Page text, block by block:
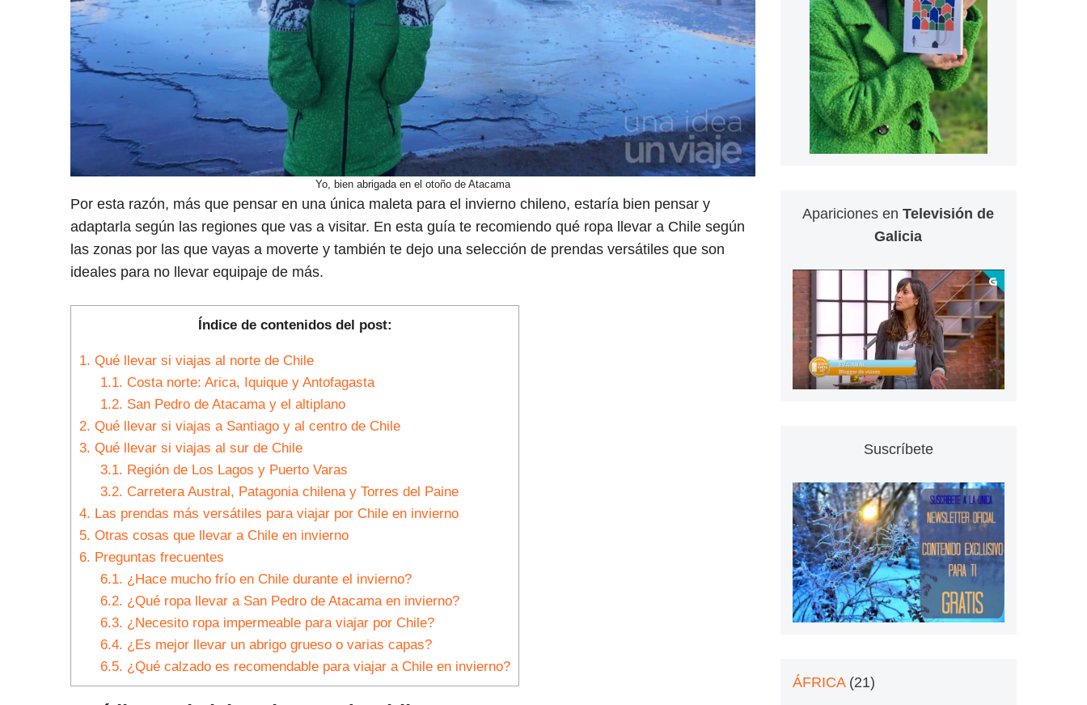
Yo, bien abrigada en el otoño de Atacama
Por esta razón, más que pensar en una única maleta para el invierno chileno, estaría bien pensar y
adaptarla según las regiones que vas a visitar. En esta guía te recomiendo qué ropa llevar a Chile según
las zonas por las que vayas a moverte y también te dejo una selección de prendas versátiles que son
ideales para no llevar equipaje de más.
Índice de contenidos del post:
1. Qué llevar si viajas al norte de Chile
1.1. Costa norte: Arica, Iquique y Antofagasta
1.2. San Pedro de Atacama y el altiplano
2. Qué llevar si viajas a Santiago y al centro de Chile
3. Qué llevar si viajas al sur de Chile
3.1. Región de Los Lagos y Puerto Varas
3.2. Carretera Austral, Patagonia chilena y Torres del Paine
4. Las prendas más versátiles para viajar por Chile en invierno
5. Otras cosas que llevar a Chile en invierno
6. Preguntas frecuentes
6.1. ¿Hace mucho frío en Chile durante el invierno?
6.2. ¿Qué ropa llevar a San Pedro de Atacama en invierno?
6.3. ¿Necesito ropa impermeable para viajar por Chile?
6.4. ¿Es mejor llevar un abrigo grueso o varias capas?
6.5. ¿Qué calzado es recomendable para viajar a Chile en invierno?
Apariciones enTelevisión de
Galicia
Suscríbete
ÁFRICA(21)